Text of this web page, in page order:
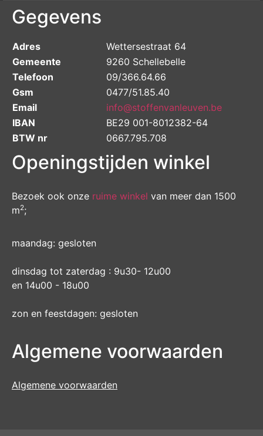
Gegevens
Adres
Wettersestraat 64
Gemeente
9260 Schellebelle
Telefoon
09/366.64.66
Gsm
0477/51.85.40
Email
info@stoffenvanleuven.be
IBAN
BE29 001-8012382-64
BTW nr
0667.795.708
Openingstijden winkel
Bezoek ook onze ruime winkel van meer dan 1500
m2;
maandag: gesloten
dinsdag tot zaterdag : 9u30- 12u00
en 14u00 - 18u00
zon en feestdagen: gesloten
Algemene voorwaarden
Algemene voorwaarden